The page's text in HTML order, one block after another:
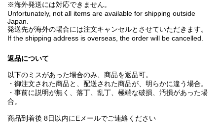
※海外発送には対応できません。
Unfortunately, not all items are available for shipping outside
Japan.
発送先が海外の場合には注文キャンセルとさせていただきます。
If the shipping address is overseas, the order will be cancelled.
返品について
以下のミスがあった場合のみ、商品を返品可。
・御注文された商品と、配送された商品が、明らかに違う場合。
・事前に説明が無く、落丁、乱丁、極端な破損、汚損があった場
合。
商品到着後 8日以内にEメールでご連絡ください